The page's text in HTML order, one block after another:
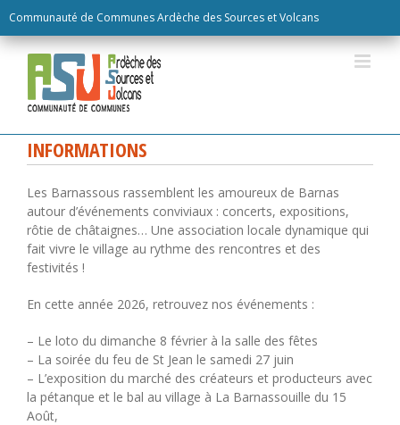
Communauté de Communes Ardèche des Sources et Volcans
to
content
INFORMATIONS
Les Barnassous rassemblent les amoureux de Barnas
autour d’événements conviviaux : concerts, expositions,
rôtie de châtaignes… Une association locale dynamique qui
fait vivre le village au rythme des rencontres et des
festivités !
En cette année 2026, retrouvez nos événements :
– Le loto du dimanche 8 février à la salle des fêtes
– La soirée du feu de St Jean le samedi 27 juin
– L’exposition du marché des créateurs et producteurs avec
la pétanque et le bal au village à La Barnassouille du 15
Août,